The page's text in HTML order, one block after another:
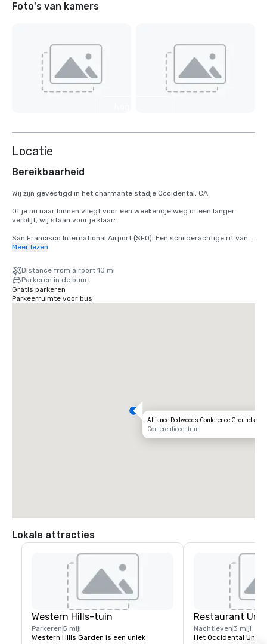
Foto's van kamers
Locatie
Bereikbaarheid
Wij zijn gevestigd in het charmante stadje Occidental, CA.
Of je nu naar binnen vliegt voor een weekendje weg of een langer
verblijf, wij staan voor je klaar:
San Francisco International Airport (SFO): Een schilderachtige rit van 2
uur brengt u van aankomst naar ontspanning.
Charles M. Schulz — Sonoma County Airport (STS) in Santa Rosa:
slechts 35 minuten van onze deur — de snelste route naar uw rustieke
toevluchtsoord.
Meer lezen
Distance from airport 10 mi
Parkeren in de buurt
Gratis parkeren
Parkeerruimte voor bus
Alliance Redwoods Conference Grounds
Conferentiecentrum
Lokale attracties
Western Hills-tuin
Parkeren 5 mijl
Western Hills Garden is een uniek
Restaurant
Nachtleven 3 mijl
Het Occidental